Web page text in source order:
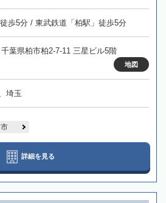
歩5分 / 東武鉄道「柏駅」徒歩5分
葉県柏市柏2-7-11 三星ビル5階
地図
埼玉
詳細を見る